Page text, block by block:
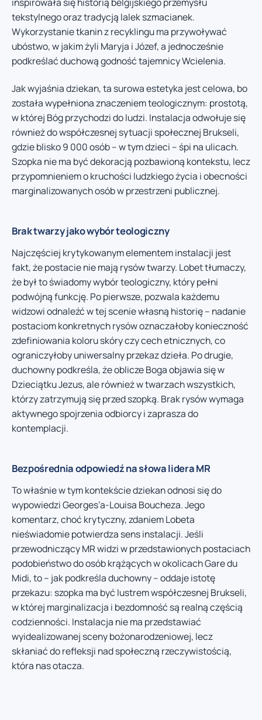
tekstylnego oraz tradycją lalek szmacianek.
Wykorzystanie tkanin z recyklingu ma przywoływać
ubóstwo, w jakim żyli Maryja i Józef, a jednocześnie
podkreślać duchową godność tajemnicy Wcielenia.
Jak wyjaśnia dziekan, ta surowa estetyka jest celowa, bo
została wypełniona znaczeniem teologicznym: prostotą,
w której Bóg przychodzi do ludzi. Instalacja odwołuje się
również do współczesnej sytuacji społecznej Brukseli,
gdzie blisko 9 000 osób – w tym dzieci – śpi na ulicach.
Szopka nie ma być dekoracją pozbawioną kontekstu, lecz
przypomnieniem o kruchości ludzkiego życia i obecności
marginalizowanych osób w przestrzeni publicznej.
Brak twarzy jako wybór teologiczny
Najczęściej krytykowanym elementem instalacji jest
fakt, że postacie nie mają rysów twarzy. Lobet tłumaczy,
że był to świadomy wybór teologiczny, który pełni
podwójną funkcję. Po pierwsze, pozwala każdemu
widzowi odnaleźć w tej scenie własną historię – nadanie
postaciom konkretnych rysów oznaczałoby konieczność
zdefiniowania koloru skóry czy cech etnicznych, co
ograniczyłoby uniwersalny przekaz dzieła. Po drugie,
duchowny podkreśla, że oblicze Boga objawia się w
Dzieciątku Jezus, ale również w twarzach wszystkich,
którzy zatrzymują się przed szopką. Brak rysów wymaga
aktywnego spojrzenia odbiorcy i zaprasza do
kontemplacji.
Bezpośrednia odpowiedź na słowa lidera MR
To właśnie w tym kontekście dziekan odnosi się do
wypowiedzi Georges’a-Louisa Boucheza. Jego
komentarz, choć krytyczny, zdaniem Lobeta
nieświadomie potwierdza sens instalacji. Jeśli
przewodniczący MR widzi w przedstawionych postaciach
podobieństwo do osób krążących w okolicach Gare du
Midi, to – jak podkreśla duchowny – oddaje istotę
przekazu: szopka ma być lustrem współczesnej Brukseli,
w której marginalizacja i bezdomność są realną częścią
codzienności. Instalacja nie ma przedstawiać
wyidealizowanej sceny bożonarodzeniowej, lecz
skłaniać do refleksji nad społeczną rzeczywistością,
która nas otacza.